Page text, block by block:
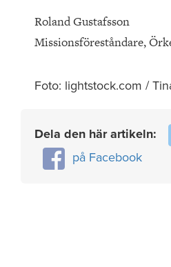
Roland Gustafsson
Missionsföreståndare,
Foto: lightstock.com /
Dela den här artikeln:
på Facebook